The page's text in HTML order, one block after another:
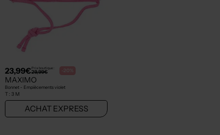
23,99€Prix boutique :
29,99€ -20%
MAXIMO
Bonnet - Empiècements violet
T : 3 M
ACHAT EXPRESS